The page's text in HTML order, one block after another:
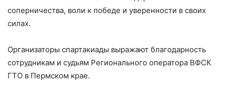
соперничества, воли к победе и уверенности в своих
силах.
Организаторы спартакиады выражают благодарность
сотрудникам и судьям Регионального оператора ВФСК
ГТО в Пермском крае.